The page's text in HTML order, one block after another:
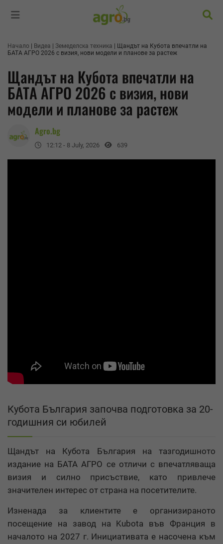
Начало Видеа Земеделска техника
Щандът на Кубота впечатли на
БАТА АГРО 2026 с визия, нови модели и планове за растеж
Щандът на Кубота впечатли на
БАТА АГРО 2026 с визия, нови
модели и планове за растеж
Agro.bg
12:12 - 8 July, 2026 639
Кубота България започва подготовка за 20-
годишния си юбилей
Щандът на Кубота България на тазгодишното
издание на БАТА АГРО се отличи с впечатляваща
визия и силно присъствие, като привлече
значителен интерес от страна на посетителите.
Изненада за клиентите е организираното
посещение на завод на Kubota във Франция в
началото на 2027 г. Инициативата е насочена към